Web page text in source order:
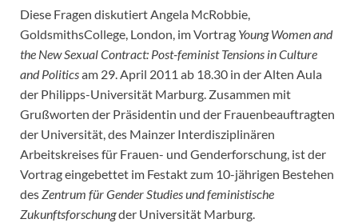
Diese Fragen diskutiert Angela McRobbie,
GoldsmithsCollege, London, im Vortrag Young Women and
the New Sexual Contract: Post-feminist Tensions in Culture
and Politicsam 29. April 2011 ab 18.30 in der Alten Aula
der Philipps-Universität Marburg. Zusammen mit
Grußworten der Präsidentin und der Frauenbeauftragten
der Universität, des Mainzer Interdisziplinären
Arbeitskreises für Frauen- und Genderforschung, ist der
Vortrag eingebettet im Festakt zum 10-jährigen Bestehen
desZentrum für Gender Studies und feministische
Zukunftsforschungder Universität Marburg.